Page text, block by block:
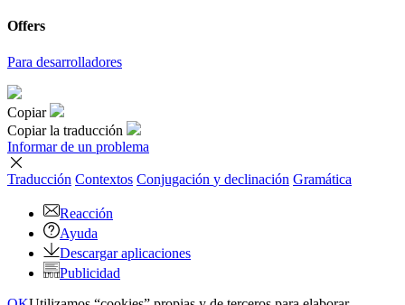
Offers
Para desarrolladores
Copiar
Copiar la traducción
Informar de un problema
Traducción Contextos Conjugación y declinación Gramática
Reacción
Ayuda
Descargar aplicaciones
Publicidad